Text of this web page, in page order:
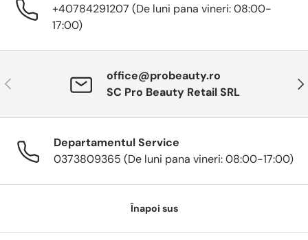
+40784291207 (De luni pana vineri: 08:00-
17:00)
Anterior
office@probeauty.ro
SC Pro Beauty Retail SRL
Departamentul Service
0373809365 (De luni pana vineri: 08:00-17:00)
Înapoi sus